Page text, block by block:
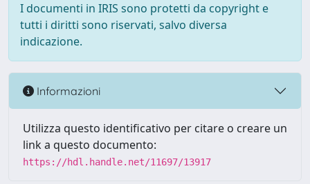
I documenti in IRIS sono protetti da copyright e
tutti i diritti sono riservati, salvo diversa
indicazione.
Informazioni
Utilizza questo identificativo per citare o creare un
link a questo documento:
https://hdl.handle.net/11697/13917